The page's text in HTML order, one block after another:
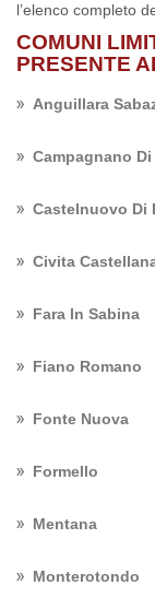
l’elenco completo
COMUNI
PRESENTE
Anguillara
Campagnano Di
Castelnuovo Di
Civita
Fara In Sabina
Fiano Romano
Fonte Nuova
Formello
Mentana
Monterotondo